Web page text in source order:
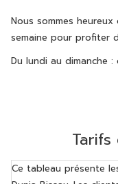
Nous sommes
semaine pour profiter
Du lundi au dimanche
Ce tableau présente